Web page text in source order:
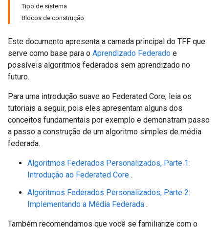
Tipo de sistema
Blocos de construção
Este documento apresenta a camada principal do TFF que
serve como base para o Aprendizado Federado e
possíveis algoritmos federados sem aprendizado no
futuro.
Para uma introdução suave ao Federated Core, leia os
tutoriais a seguir, pois eles apresentam alguns dos
conceitos fundamentais por exemplo e demonstram passo
a passo a construção de um algoritmo simples de média
federada.
Algoritmos Federados Personalizados, Parte 1:
Introdução ao Federated Core .
Algoritmos Federados Personalizados, Parte 2:
Implementando a Média Federada .
Também recomendamos que você se familiarize com o